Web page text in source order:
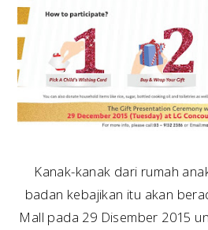
Kanak-kanak dari rumah
badan kebajikan itu akan
Mall pada 29 Disember 2015